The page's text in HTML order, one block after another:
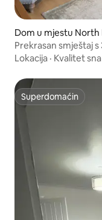
Dom u mjestu North
Prekrasan smještaj
Lokacija · Kvalitet sna
Superdomaćin
Superdomaćin